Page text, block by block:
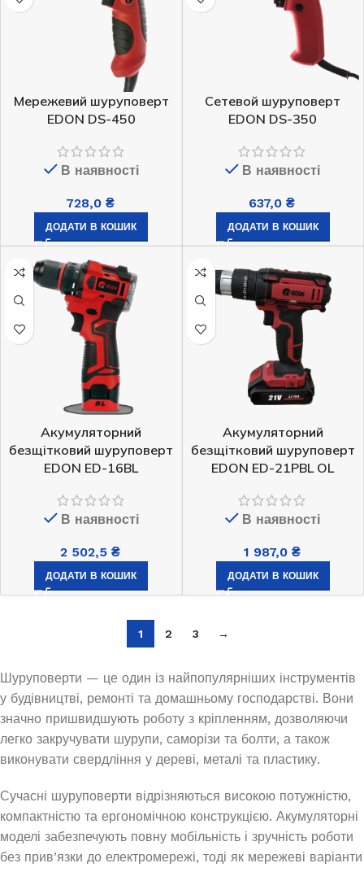
Мережевий шуруповерт
EDON DS-450
В наявності
728,0₴
ДОДАТИ В КОШИК
Сетевой шуруповерт
EDON DS-350
В наявності
637,0₴
ДОДАТИ В КОШИК
Акумуляторний
безщітковий шуруповерт
EDON ED-16BL
В наявності
2 502,5₴
ДОДАТИ В КОШИК
Акумуляторний
безщітковий шуруповерт
EDON ED-21PBL OL
В наявності
1 987,0 ₴
ДОДАТИ В КОШИК
1 2 3 →
Шуруповерти — це один із найпопулярніших інструментів
у будівництві, ремонті та домашньому господарстві. Вони
значно пришвидшують роботу з кріпленням, дозволяючи
легко закручувати шурупи, саморізи та болти, а також
виконувати свердління у дереві, металі та пластику.
Сучасні шуруповерти відрізняються високою потужністю,
компактністю та ергономічною конструкцією. Акумуляторні
моделі забезпечують повну мобільність і зручність роботи
без прив’язки до електромережі, тоді як мережеві варіанти